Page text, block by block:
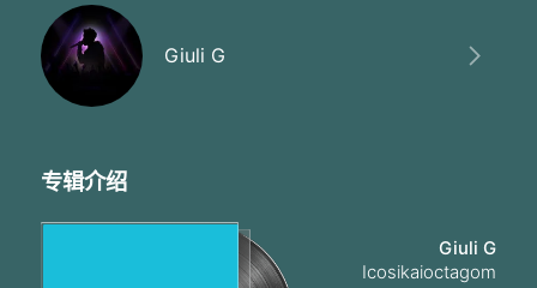
Giuli G
专辑介绍
Giuli G
Icosikaioctagom